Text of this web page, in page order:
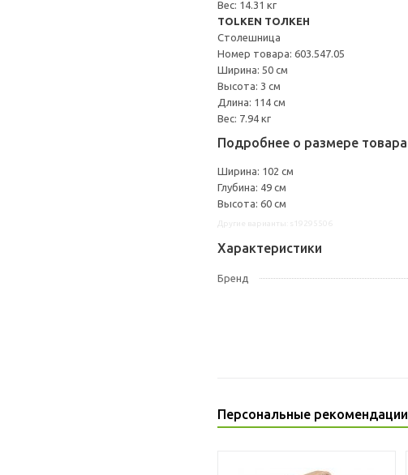
Вес: 14.31 кг
TOLKEN ТОЛКЕН
Столешница
Номер товара: 603.547.05
Ширина: 50 см
Высота: 3 см
Длина: 114 см
Вес: 7.94 кг
Подробнее о размере товара
Ширина: 102 см
Глубина: 49 см
Высота: 60 см
Характеристики
Бренд
Персональные рекомендации